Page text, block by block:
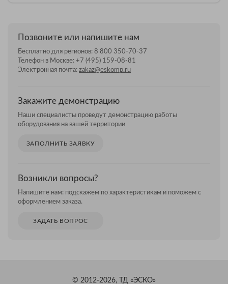
Позвоните или напишите нам
Бесплатно для регионов: 8 800 350-70-37
Телефон в Москве: +7 (495) 159-08-81
Электронная почта: zakaz@eskomp.ru
Закажите демонстрацию
Наши специалисты проведут демонстрацию работы
оборудования на вашей территории
ЗАПОЛНИТЬ ЗАЯВКУ
Возникли вопросы?
Напишите нам: подскажем по характеристикам и поможем с
оформлением заказа.
ЗАДАТЬ ВОПРОС
© 2012-2026, ТД «ЭСКО»